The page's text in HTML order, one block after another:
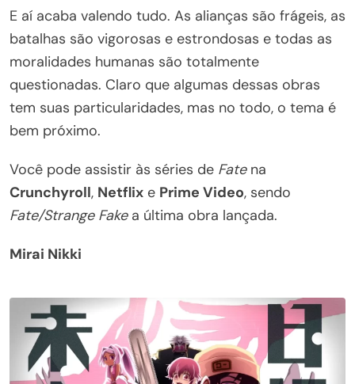
E aí acaba valendo tudo. As alianças são frágeis, as
batalhas são vigorosas e estrondosas e todas as
moralidades humanas são totalmente
questionadas. Claro que algumas dessas obras
tem suas particularidades, mas no todo, o tema é
bem próximo.
Você pode assistir às séries de Fate na
Crunchyroll, Netflix e Prime Video, sendo
Fate/Strange Fakea última obra lançada.
Mirai Nikki